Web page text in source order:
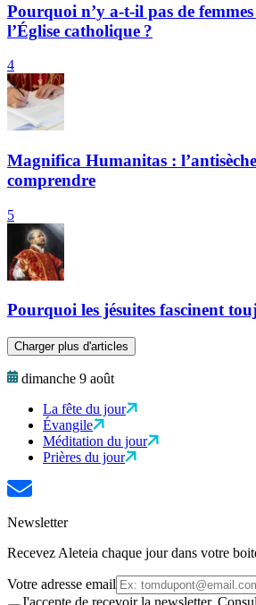
Pourquoi n’y a-t-il pas de
l’Église catholique ?
4
Magnifica Humanitas :
comprendre
5
Pourquoi les jésuites fascinent
Charger plus d'articles
dimanche 9 août
La fête du jour
Évangile
Méditation du jour
Prières du jour
Newsletter
Recevez Aleteia chaque jour dans votre
Votre adresse email